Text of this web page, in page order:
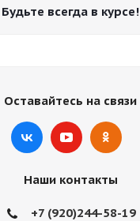
Будьте всегда в курсе!
Оставайтесь на связи
Наши контакты
+7 (920)244-58-19